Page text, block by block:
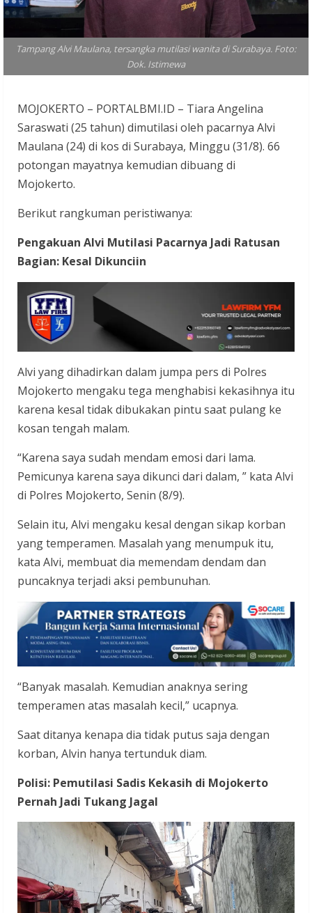
Tampang Alvi Maulana, tersangka mutilasi wanita di Surabaya. Foto:
Dok. Istimewa
MOJOKERTO – PORTALBMI.ID – Tiara Angelina
Saraswati (25 tahun) dimutilasi oleh pacarnya Alvi
Maulana (24) di kos di Surabaya, Minggu (31/8). 66
potongan mayatnya kemudian dibuang di
Mojokerto.
Berikut rangkuman peristiwanya:
Pengakuan Alvi Mutilasi Pacarnya Jadi Ratusan
Bagian: Kesal Dikunciin
Alvi yang dihadirkan dalam jumpa pers di Polres
Mojokerto mengaku tega menghabisi kekasihnya itu
karena kesal tidak dibukakan pintu saat pulang ke
kosan tengah malam.
“Karena saya sudah mendam emosi dari lama.
Pemicunya karena saya dikunci dari dalam, ” kata Alvi
di Polres Mojokerto, Senin (8/9).
Selain itu, Alvi mengaku kesal dengan sikap korban
yang temperamen. Masalah yang menumpuk itu,
kata Alvi, membuat dia memendam dendam dan
puncaknya terjadi aksi pembunuhan.
“Banyak masalah. Kemudian anaknya sering
temperamen atas masalah kecil,” ucapnya.
Saat ditanya kenapa dia tidak putus saja dengan
korban, Alvin hanya tertunduk diam.
Polisi: Pemutilasi Sadis Kekasih di Mojokerto
Pernah Jadi Tukang Jagal